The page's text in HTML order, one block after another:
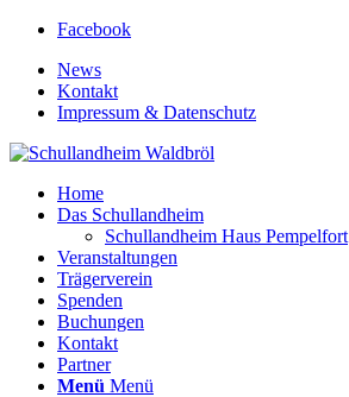
Facebook
News
Kontakt
Impressum & Datenschutz
Home
Das Schullandheim
Schullandheim Haus Pempelfort
Veranstaltungen
Trägerverein
Spenden
Buchungen
Kontakt
Partner
Menü Menü